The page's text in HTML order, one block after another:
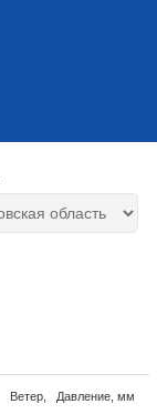
Ветер,
Давление, мм